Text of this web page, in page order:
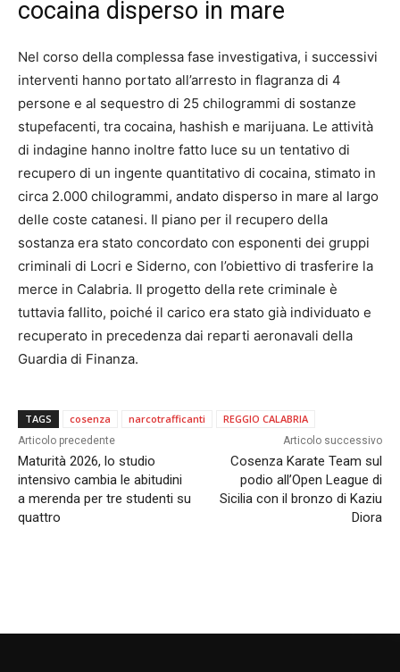
cocaina disperso in mare
Nel corso della complessa fase investigativa, i successivi
interventi hanno portato all’arresto in flagranza di 4
persone e al sequestro di 25 chilogrammi di sostanze
stupefacenti, tra cocaina, hashish e marijuana. Le attività
di indagine hanno inoltre fatto luce su un tentativo di
recupero di un ingente quantitativo di cocaina, stimato in
circa 2.000 chilogrammi, andato disperso in mare al largo
delle coste catanesi. Il piano per il recupero della
sostanza era stato concordato con esponenti dei gruppi
criminali di Locri e Siderno, con l’obiettivo di trasferire la
merce in Calabria. Il progetto della rete criminale è
tuttavia fallito, poiché il carico era stato già individuato e
recuperato in precedenza dai reparti aeronavali della
Guardia di Finanza.
TAGS cosenza narcotrafficanti REGGIO CALABRIA
Articolo precedente
Maturità 2026, lo studio
intensivo cambia le abitudini
a merenda per tre studenti su
quattro
Articolo successivo
Cosenza Karate Team sul
podio all’Open League di
Sicilia con il bronzo di Kaziu
Diora